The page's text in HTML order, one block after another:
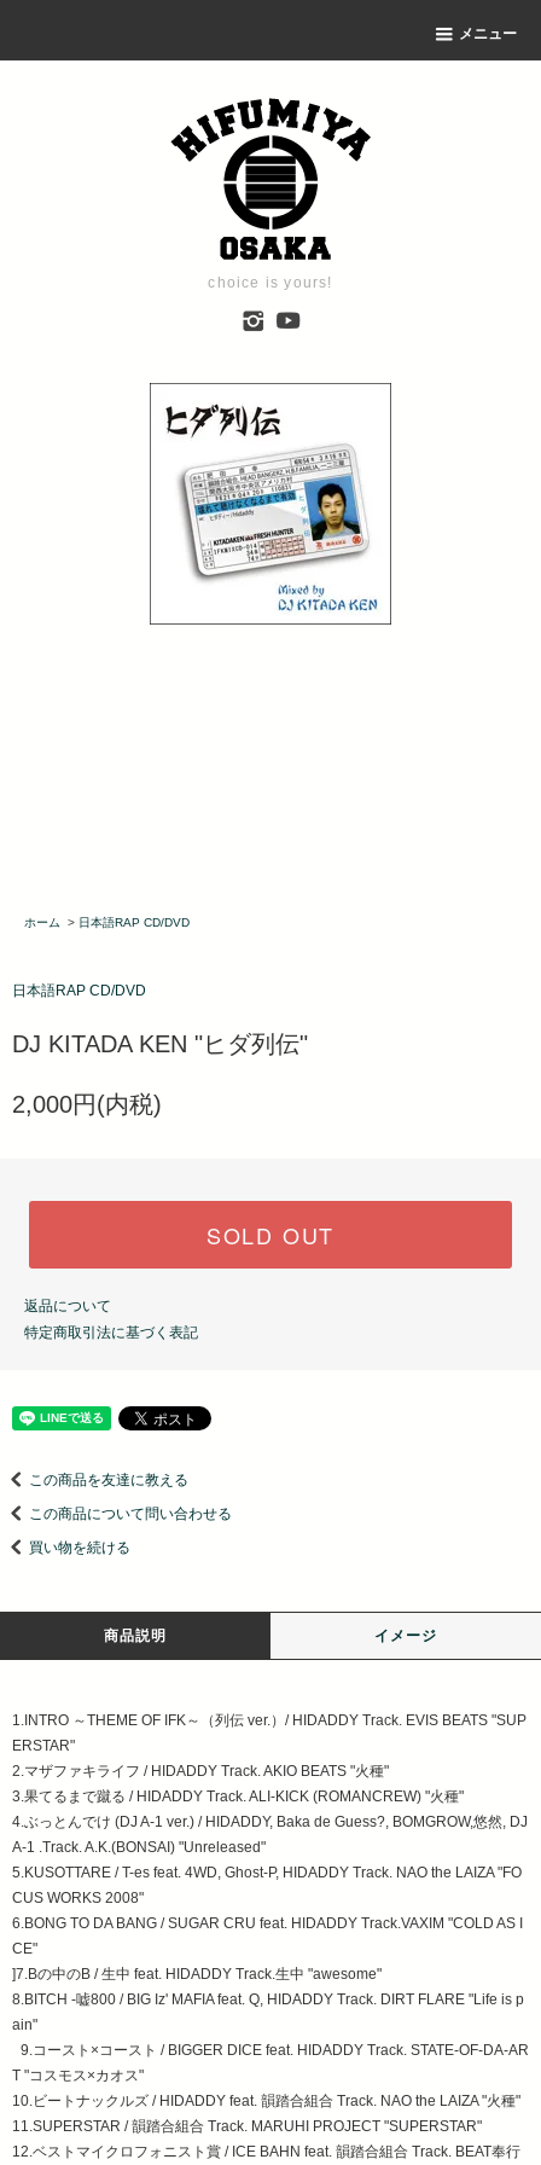
メニュー
choice is yours!
ホーム > 日本語RAP CD/DVD
日本語RAP CD/DVD
DJ KITADA KEN "ヒダ列伝"
2,000円(内税)
SOLD OUT
返品について
特定商取引法に基づく表記
この商品を友達に教える
この商品について問い合わせる
買い物を続ける
商品説明 イメージ
1.INTRO ～THEME OF IFK～（列伝 ver.）/ HIDADDY Track. EVIS BEATS "SUP
ERSTAR"
2.マザファキライフ / HIDADDY Track. AKIO BEATS "火種"
3.果てるまで蹴る / HIDADDY Track. ALI-KICK (ROMANCREW) "火種"
4.ぶっとんでけ (DJ A-1 ver.) / HIDADDY, Baka de Guess?, BOMGROW,悠然, DJ
A-1 .Track. A.K.(BONSAI) "Unreleased"
5.KUSOTTARE / T-es feat. 4WD, Ghost-P, HIDADDY Track. NAO the LAIZA "FO
CUS WORKS 2008"
6.BONG TO DA BANG / SUGAR CRU feat. HIDADDY Track.VAXIM "COLD AS I
CE"
]7.Bの中のB / 生中 feat. HIDADDY Track.生中 "awesome"
8.BITCH -嘘800 / BIG Iz' MAFIA feat. Q, HIDADDY Track. DIRT FLARE "Life is p
ain"
9.コースト×コースト / BIGGER DICE feat. HIDADDY Track. STATE-OF-DA-AR
T "コスモス×カオス"
10.ビートナックルズ / HIDADDY feat. 韻踏合組合 Track. NAO the LAIZA "火種"
11.SUPERSTAR / 韻踏合組合 Track. MARUHI PROJECT "SUPERSTAR"
12.ベストマイクロフォニスト賞 / ICE BAHN feat. 韻踏合組合 Track. BEAT奉行